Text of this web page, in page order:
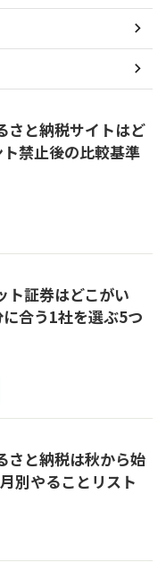
さと納税サイトはど
禁止後の比較基準
ト証券はどこがい
合う1社を選ぶ5つ
さと納税は秋から始
別やることリスト